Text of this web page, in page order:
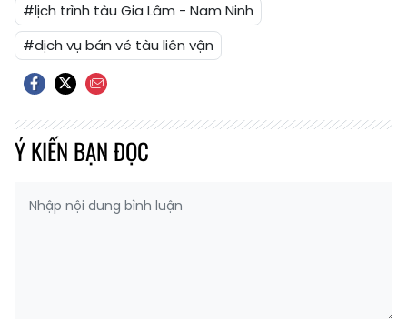
#lịch trình tàu Gia Lâm - Nam Ninh
#dịch vụ bán vé tàu liên vận
Ý KIẾN BẠN ĐỌC